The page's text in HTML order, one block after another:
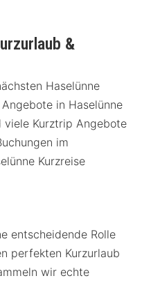
&
Haselünne
in Haselünne
viele Kurztrip Angebote
im
Kurzreise
entscheidende Rolle
perfekten Kurzurlaub
wir echte